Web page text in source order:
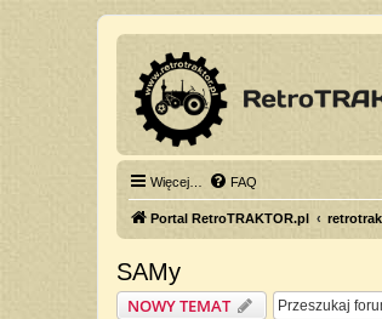
Więcej… FAQ
Portal RetroTRAKTOR.pl
SAMy
NOWY TEMAT